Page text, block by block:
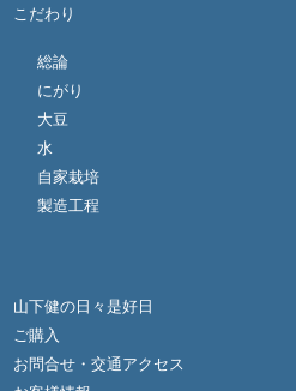
こだわり
総論
にがり
大豆
水
自家栽培
製造工程
山下健の日々是好日
ご購入
お問合せ・交通アクセス